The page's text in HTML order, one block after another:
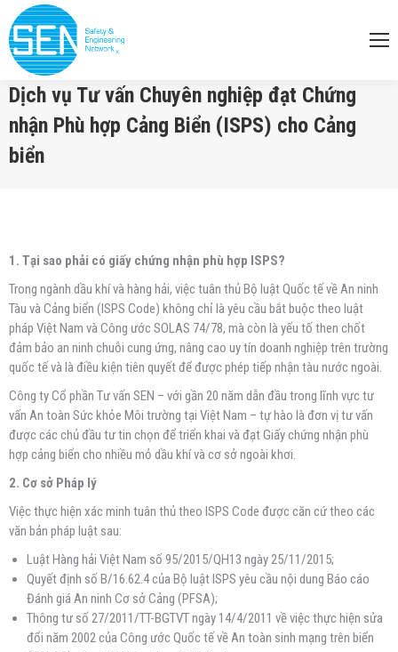
Dịch vụ Tư vấn Chuyên nghiệp đạt Chứng
nhận Phù hợp Cảng Biển (ISPS) cho Cảng
biển
1. Tại sao phải có giấy chứng nhận phù hợp ISPS?
Trong ngành dầu khí và hàng hải, việc tuân thủ Bộ luật Quốc tế về An ninh
Tàu và Cảng biển (ISPS Code) không chỉ là yêu cầu bắt buộc theo luật
pháp Việt Nam và Công ước SOLAS 74/78, mà còn là yếu tố then chốt
đảm bảo an ninh chuỗi cung ứng, nâng cao uy tín doanh nghiệp trên trường
quốc tế và là điều kiện tiên quyết để được phép tiếp nhận tàu nước ngoài.
Công ty Cổ phần Tư vấn SEN – với gần 20 năm dẫn đầu trong lĩnh vực tư
vấn An toàn Sức khỏe Môi trường tại Việt Nam – tự hào là đơn vị tư vấn
được các chủ đầu tư tin chọn để triển khai và đạt Giấy chứng nhận phù
hợp cảng biển cho nhiều mỏ dầu khí và cơ sở ngoài khơi.
2. Cơ sở Pháp lý
Việc thực hiện xác minh tuân thủ theo ISPS Code được căn cứ theo các
văn bản pháp luật sau:
Luật Hàng hải Việt Nam số 95/2015/QH13 ngày 25/11/2015;
Quyết định số B/16.62.4 của Bộ luật ISPS yêu cầu nội dung Báo cáo
Đánh giá An ninh Cơ sở Cảng (PFSA);
Thông tư số 27/2011/TT-BGTVT ngày 14/4/2011 về việc thực hiện sửa
đổi năm 2002 của Công ước Quốc tế về An toàn sinh mạng trên biển